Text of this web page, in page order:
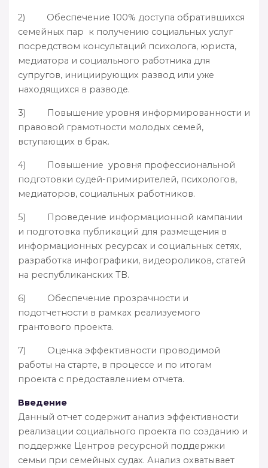
2) Обеспечение 100% доступа обратившихся
семейных пар к получению социальных услуг
посредством консультаций психолога, юриста,
медиатора и социального работника для
супругов, инициирующих развод или уже
находящихся в разводе.
3) Повышение уровня информированности и
правовой грамотности молодых семей,
вступающих в брак.
4) Повышение уровня профессиональной
подготовки судей-примирителей, психологов,
медиаторов, социальных работников.
5) Проведение информационной кампании
и подготовка публикаций для размещения в
информационных ресурсах и социальных сетях,
разработка инфографики, видеороликов, статей
на республиканских ТВ.
6) Обеспечение прозрачности и
подотчетности в рамках реализуемого
грантового проекта.
7) Оценка эффективности проводимой
работы на старте, в процессе и по итогам
проекта с предоставлением отчета.
Введение
Данный отчет содержит анализ эффективности
реализации социального проекта по созданию и
поддержке Центров ресурсной поддержки
семьи при семейных судах. Анализ охватывает